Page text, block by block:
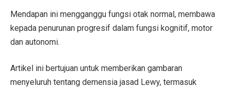
Mendapan ini mengganggu fungsi otak normal, membawa
kepada penurunan progresif dalam fungsi kognitif, motor
dan autonomi.
Artikel ini bertujuan untuk memberikan gambaran
menyeluruh tentang demensia jasad Lewy, termasuk